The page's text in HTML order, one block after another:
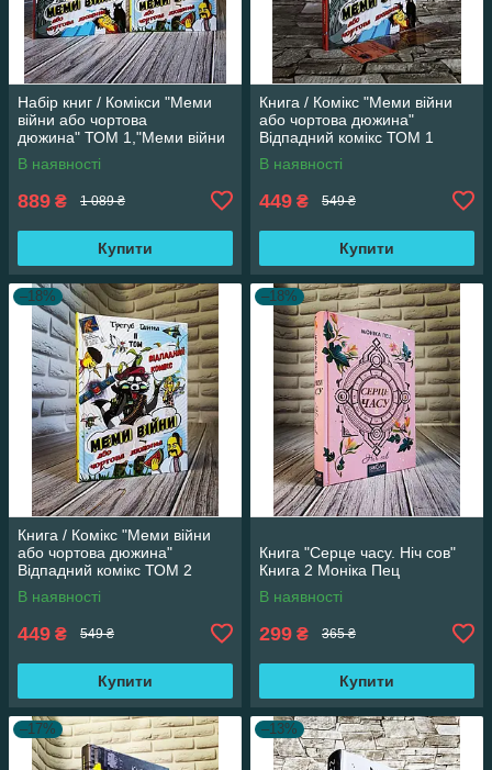
Набір книг / Комікси "Меми
війни або чортова
дюжина" ТОМ 1,"Меми війни
або чортова дюжина" ТОМ 2
В наявності
889 ₴ 1 089 ₴
Купити
Книга / Комікс "Меми війни
або чортова дюжина"
Відпадний комікс ТОМ 1
Трегуб Ганна
В наявності
449 ₴ 549 ₴
Купити
–18%
Книга / Комікс "Меми війни
або чортова дюжина"
Відпадний комікс ТОМ 2
Трегуб Ганна
В наявності
449 ₴ 549 ₴
Купити
–18%
Книга "Серце часу. Ніч сов"
Книга 2 Моніка Пец
В наявності
299 ₴ 365 ₴
Купити
–17% –13%